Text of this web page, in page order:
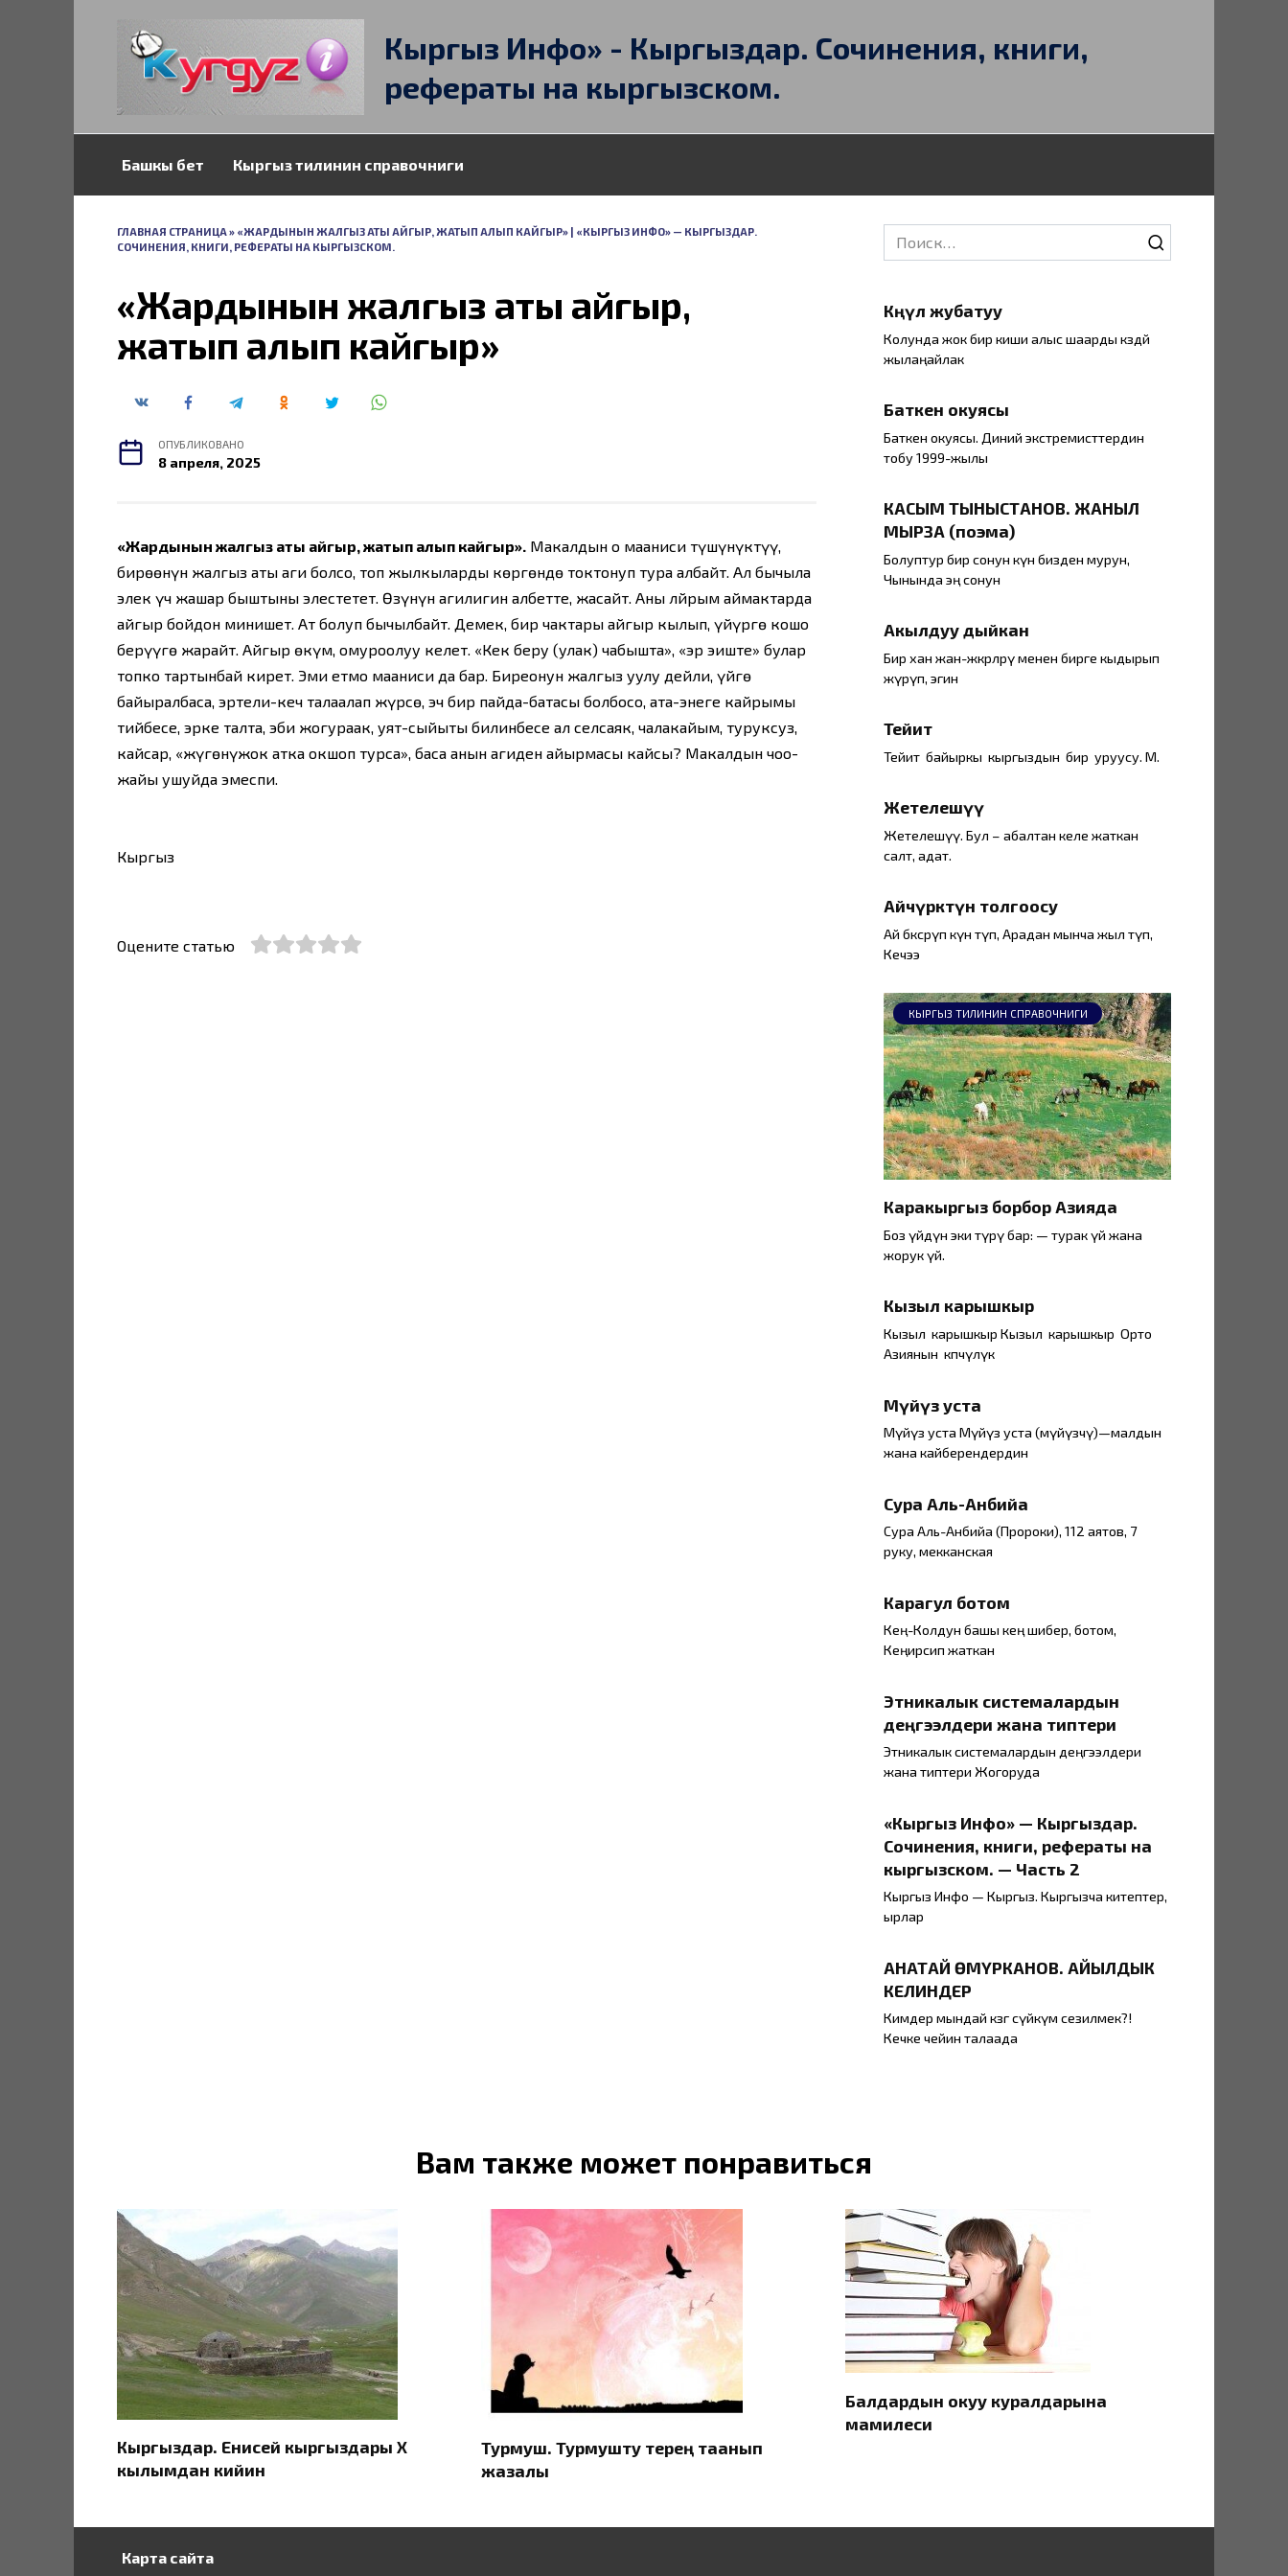
Кыргыз Инфо» - Кыргыздар. Сочинения, книги,
рефераты на кыргызском.
Башкы бет Кыргыз тилинин справочниги
ГЛАВНАЯ СТРАНИЦА» «ЖАРДЫНЫН ЖАЛГЫЗ АТЫ АЙГЫР, ЖАТЫП АЛЫП КАЙГЫР» | «КЫРГЫЗ ИНФО» — КЫРГЫЗДАР.
СОЧИНЕНИЯ, КНИГИ, РЕФЕРАТЫ НА КЫРГЫЗСКОМ.
«Жардынын жалгыз аты айгыр,
жатып алып кайгыр»
ОПУБЛИКОВАНО
8 апреля, 2025
«Жардынын жалгыз аты айгыр, жатып алып кайгыр». Макалдын оң мааниси түшүнүктүү,
бирөөнүн жалгыз аты аңги болсо, топ жылкыларды көргөндө токтонуп тура албайт. Ал бычыла
элек үч жашар быштыны элестетет. Өзүнүн аңгилигин албетте, жасайт. Аны лйрым аймактарда
айгыр бойдон минишет. Ат болуп бычылбайт. Демек, бир чактары айгыр кылып, үйүргө кошо
берүүгө жарайт. Айгыр өкүм, омуроолуу келет. «Кек беру (улак) чабышта», «эр эңиште» булар
топко тартынбай кирет. Эми етмо мааниси да бар. Биреонун жалгыз уулу дейли, үйгө
байыралбаса, эртели-кеч талаалап жүрсө, эч бир пайда-батасы болбосо, ата-энеге кайрымы
тийбесе, эрке талтаң, эби жогураак, уят-сыйыты билинбесе ал селсаяк, чалакайым, туруксуз,
кайсар, «жүгөнүжок атка окшоп турса», баса анын аңгиден айырмасы кайсы? Макалдын чоо-
жайы ушуйда эмеспи.
Кыргыз
Оцените статью
Search
for:
Көңүл жубатуу
Колунда жок бир киши алыс шаарды көздөй
жылаңайлак
Баткен окуясы
Баткен окуясы. Диний экстремисттердин
тобу 1999-жылы
КАСЫМ ТЫНЫСТАНОВ. ЖАНЫЛ
МЫРЗА (поэма)
Болуптур бир сонун күн бизден мурун,
Чынында эң сонун
Акылдуу дыйкан
Бир хан жан-жөкөрлөрү менен бирге кыдырып
жүрүп, эгин
Тейит
Тейит байыркы кыргыздын бир уруусу. М.
Жетелешүү
Жетелешүү. Бул – абалтан келе жаткан
салт, адат.
Айчүрөктүн толгоосу
Ай бөксөрүп күн өтүп, Арадан мынча жыл өтүп,
Кечээ
КЫРГЫЗ ТИЛИНИН СПРАВОЧНИГИ
Каракыргыз борбор Азияда
Боз үйдүн эки түрү бар: — турак үй жана
жорук үй.
Кызыл карышкыр
Кызыл карышкыр Кызыл карышкыр Орто
Азиянын көпчүлүк
Мүйүз уста
Мүйүз уста Мүйүз уста (мүйүзчү)—малдын
жана кайберендердин
Сура Аль-Анбийа
Сура Аль-Анбийа (Пророки), 112 аятов, 7
руку, мекканская
Карагул ботом
Кең-Колдун башы кең шибер, ботом,
Кеңирсип жаткан
Этникалык системалардын
деңгээлдери жана типтери
Этникалык системалардын деңгээлдери
жана типтери Жогоруда
«Кыргыз Инфо» — Кыргыздар.
Сочинения, книги, рефераты на
кыргызском. — Часть 2
Кыргыз Инфо — Кыргыз. Кыргызча китептер,
ырлар
АНАТАЙ ӨМҮРКАНОВ. АЙЫЛДЫК
КЕЛИНДЕР
Кимдер мындай көзгө сүйкүм сезилмек?!
Кечке чейин талаада
Вам также может понравиться
Кыргыздар. Eнисей кыргыздары X
кылымдан кийин
Турмуш. Турмушту терең таанып
жазалы
Балдардын окуу куралдарына
мамилеси
Карта сайта